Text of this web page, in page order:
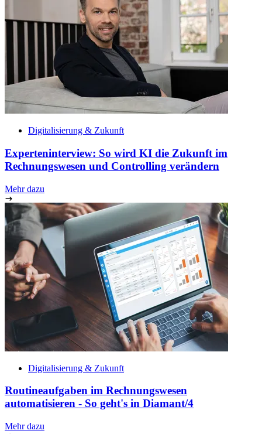
Digitalisierung & Zukunft
Experteninterview: So wird KI die Zukunft im
Rechnungswesen und Controlling verändern
Mehr dazu
Digitalisierung & Zukunft
Routineaufgaben im Rechnungswesen
automatisieren - So geht's in Diamant/4
Mehr dazu